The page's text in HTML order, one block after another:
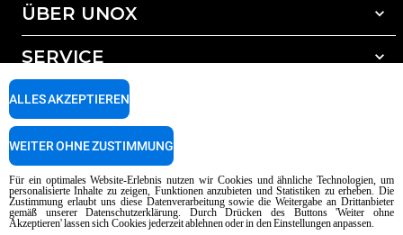
Gesamtes Zubehör
Wasseraufbereitung mit Kunstharzfiltern
Wasseraufbereitung durch Umkehrosmose
ÜBER UNOX
Unsere Standorte weltweit
SERVICE
Unox garantie
Händler Suche
Copyright 2026 UNOX SpA Alle Rechte vorbehalten. Reg. Imp. Padova n °
04230750285 - REA Padova 372835 - Kap. Soc. 5.000.000 € iv - P.IVA / CF
04230750285 - IT WEEE Reg. No. IT08020000000377
Für ein optimales Website-Erlebnis nutzen wir Cookies und ähnliche Technologien, um
personalisierte Inhalte zu zeigen, Funktionen anzubieten und Statistiken zu erheben. Die
Zustimmung erlaubt uns diese Datenverarbeitung sowie die Weitergabe an Drittanbieter
gemäß unserer Datenschutzerklärung. Durch Drücken des Buttons 'Weiter ohne
Akzeptieren' lassen sich Cookies jederzeit ablehnen oder in den Einstellungen anpassen.
ALLES AKZEPTIEREN
WEITER OHNE ZUSTIMMUNG